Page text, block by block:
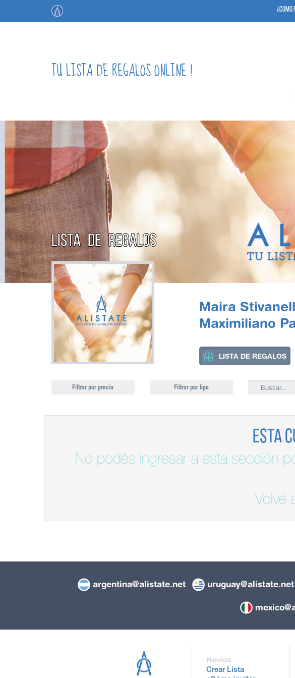
¿COMO
TU LISTA DE REGALOS ONLINE !
LISTA DE REGALOS
Maira
Maximiliano
LISTA DE REGALOS
Filtrar por precio Filtrar por tipo
Esta
No podés ingresar a esta sección
Volvé
argentina@alistate.net uruguay@alistate.net
Novios
Crear Lista